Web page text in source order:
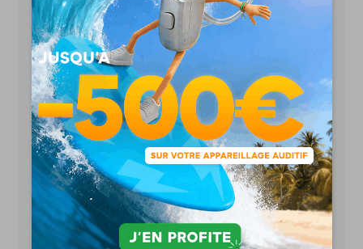
Essais gratuits
& sans engagement
97% de clients satisfaits
Suivi illimité inclus
Le bilan auditif
toujours gratuit
Garanties panne et perte
Prendre rendez-vous